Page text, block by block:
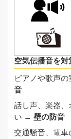
空気伝播音を対
ピアノや歌声
音
話し声、楽器、
い → 壁の防音
交通騒音、電車